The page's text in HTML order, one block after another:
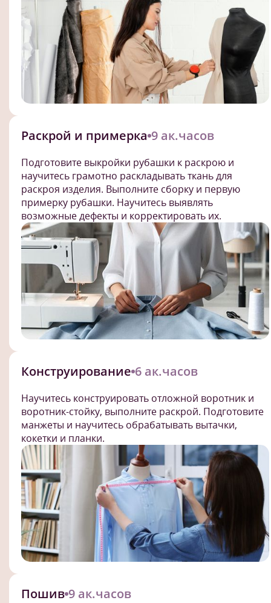
Раскрой и примерка 9 ак.часов
Подготовите выкройки рубашки к раскрою и
научитесь грамотно раскладывать ткань для
раскроя изделия. Выполните сборку и первую
примерку рубашки. Научитесь выявлять
возможные дефекты и корректировать их.
Конструирование 6 ак.часов
Научитесь конструировать отложной воротник и
воротник-стойку, выполните раскрой. Подготовите
манжеты и научитесь обрабатывать вытачки,
кокетки и планки.
Пошив 9 ак.часов